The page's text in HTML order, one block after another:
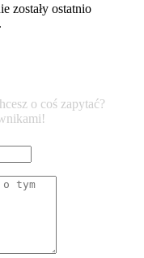
zostały ostatnio
o coś zapytać?